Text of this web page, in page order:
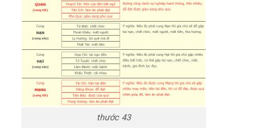
thước 43